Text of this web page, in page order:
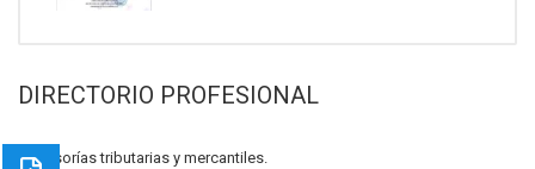
DIRECTORIO PROFESIONAL
asesorías tributarias y mercantiles.